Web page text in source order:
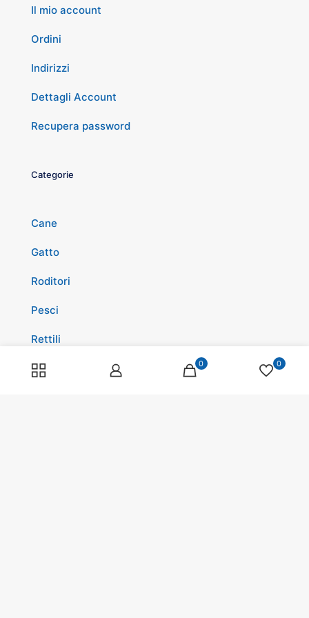
Il mio account
Ordini
Indirizzi
Dettagli Account
Recupera password
Categorie
Cane
Gatto
Roditori
Pesci
Rettili
Volatili 0 0